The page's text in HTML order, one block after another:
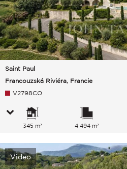
Saint Paul
Francouzská Riviéra, Francie
V2798CO
345 m² 4 494 m²
Video